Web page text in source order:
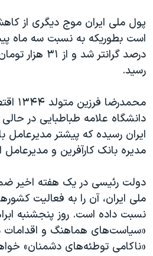
پول ملی ایران موج دیگری از
رسید.
دانشگاه علامه طباطبایی در
ایران رسیده که پیشتر
مدیره بانک کارآفرین و مدیرعامل
دولت رئیسی در یک هفته اخیر
ملی ایران، آن را به فعالیت
نسبت داده است. روز پنجشنبه
«سیاست‌های هماهنگ و
«ناکامی توطئه‌های دشمنان»